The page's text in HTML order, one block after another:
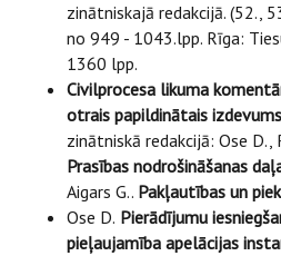
zinātniskajā redakcijā. (52.,
no 949 - 1043.lpp. Rīga:
1360 lpp.
Civilprocesa likuma
otrais papildinātais
zinātniskā redakcijā: Ose D.,
Prasības nodrošināšanas
Aigars G.. Pakļautības un
Ose D. Pierādījumu
pieļaujamība apelācijas